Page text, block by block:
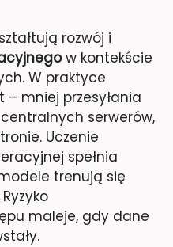
rozwój i
w kontekście
W praktyce
mniej przesyłania
serwerów,
Uczenie
spełnia
trenują się
maleje, gdy dane